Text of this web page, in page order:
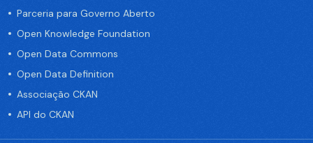
Parceria para Governo Aberto
Open Knowledge Foundation
Open Data Commons
Open Data Definition
Associação CKAN
API do CKAN